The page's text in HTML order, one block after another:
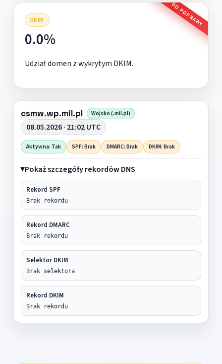
DKIM DO POPRAWY
0.0%
Udział domen z wykrytym DKIM.
csmw.wp.mil.pl Wojsko (.mil.pl)
08.05.2026 · 21:02 UTC
Aktywna: Tak SPF: Brak DMARC: Brak DKIM: Brak
Pokaż szczegóły rekordów DNS
Rekord SPF
Brak rekordu
Rekord DMARC
Brak rekordu
Selektor DKIM
Brak selektora
Rekord DKIM
Brak rekordu